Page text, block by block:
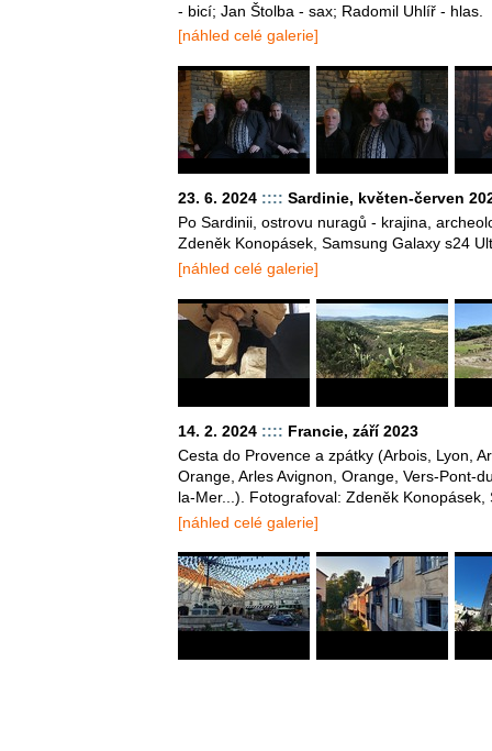
- bicí; Jan Štolba - sax; Radomil Uhlíř - hlas.
[náhled celé galerie]
23. 6. 2024 :::: Sardinie, květen-červen
Po Sardinii, ostrovu nuragů - krajina,
Zdeněk Konopásek, Samsung Galaxy s24
[náhled celé galerie]
14. 2. 2024 :::: Francie, září 2023
Cesta do Provence a zpátky (Arbois, Lyon,
Orange, Arles Avignon, Orange, Vers-Pont-
la-Mer...). Fotografoval: Zdeněk Konopásek,
[náhled celé galerie]